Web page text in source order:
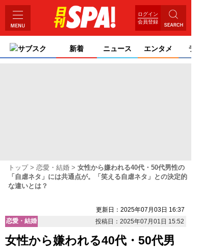
ログイン
会員登録
サブスク 新着 ニュース エンタメ ライ
トップ 恋愛・結婚
女性から嫌われる40代・50代男性の
「自虐ネタ」には共通点が。「笑える自虐ネタ」との決定的
な違いとは？
更新日：2025年07月03日 16:37
恋愛・結婚
投稿日：2025年07月01日 15:52
女性から嫌われる40代・50代男